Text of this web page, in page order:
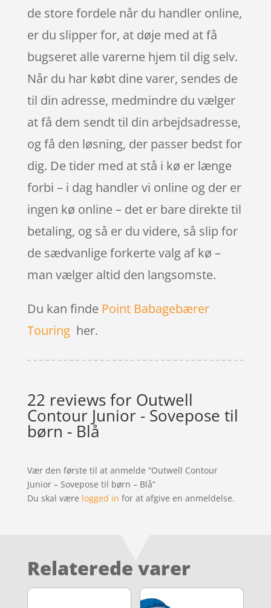
de store fordele når du handler online,
er du slipper for, at døje med at få
bugseret alle varerne hjem til dig selv.
Når du har købt dine varer, sendes de
til din adresse, medmindre du vælger
at få dem sendt til din arbejdsadresse,
og få den løsning, der passer bedst for
dig. De tider med at stå i kø er længe
forbi – i dag handler vi online og der er
ingen kø online – det er bare direkte til
betaling, og så er du videre, så slip for
de sædvanlige forkerte valg af kø –
man vælger altid den langsomste.
Du kan finde Point Babagebærer
Touringher.
22 reviews for Outwell
Contour Junior - Sovepose til
børn - Blå
Vær den første til at anmelde “Outwell Contour
Junior – Sovepose til børn – Blå”
Du skal være logged in for at afgive en anmeldelse.
Relaterede varer